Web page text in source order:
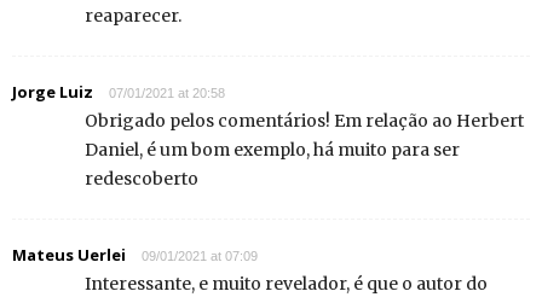
reaparecer.
Jorge Luiz 07/01/2021 at 20:58
Obrigado pelos comentários! Em relação ao Herbert
Daniel, é um bom exemplo, há muito para ser
redescoberto
Mateus Uerlei 09/01/2021 at 07:09
Interessante, e muito revelador, é que o autor do